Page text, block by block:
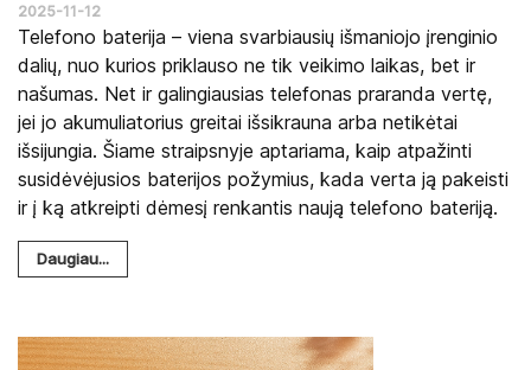
2025-11-12
Telefono baterija – viena svarbiausių išmaniojo įrenginio
dalių, nuo kurios priklauso ne tik veikimo laikas, bet ir
našumas. Net ir galingiausias telefonas praranda vertę,
jei jo akumuliatorius greitai išsikrauna arba netikėtai
išsijungia. Šiame straipsnyje aptariama, kaip atpažinti
susidėvėjusios baterijos požymius, kada verta ją pakeisti
ir į ką atkreipti dėmesį renkantis naują telefono bateriją.
Daugiau...